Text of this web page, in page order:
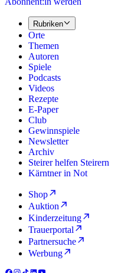
Rubriken
Orte
Themen
Autoren
Spiele
Podcasts
Videos
Rezepte
E-Paper
Club
Gewinnspiele
Newsletter
Archiv
Steirer helfen Steirern
Kärntner in Not
Shop
Auktion
Kinderzeitung
Trauerportal
Partnersuche
Werbung